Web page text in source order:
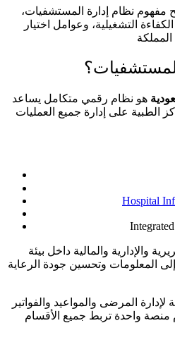
مفهوم نظام إدارة المستشفيات،
التشغيلية، وعوامل اختيار
هو نظام رقمي متكامل يساعد
الطبية على إدارة جميع العمليات
Hospital
والإدارية والمالية داخل بيئة
المعلومات وتحسين جودة الرعاية
المرضى والمواعيد والفواتير
منصة واحدة تربط جميع الأقسام